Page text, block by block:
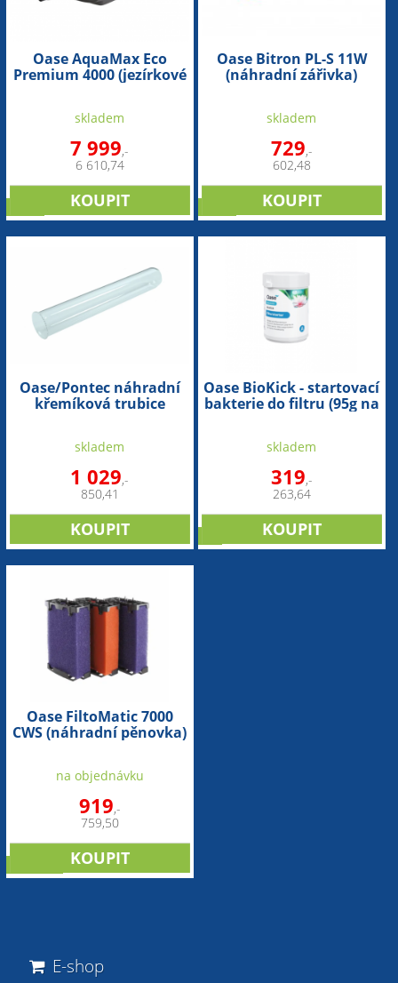
Oase AquaMax Eco
Premium 4000 (jezírkové
skladem
7 999,-
6 610,74
Oase Bitron PL-S 11W
(náhradní zářivka)
skladem
729,-
602,48
Oase/Pontec náhradní
křemíková trubice
skladem
1 029,-
850,41
Oase BioKick - startovací
bakterie do filtru (95g na
skladem
319,-
263,64
Oase FiltoMatic 7000
CWS (náhradní pěnovka)
na objednávku
919,-
759,50
E-shop